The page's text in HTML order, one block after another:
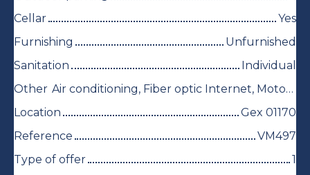
Cellar
Yes
Furnishing
Unfurnished
Sanitation
Individual
Other
Air conditioning, Fiber optic Internet, Motorized gate, Electric shutters
Location
Gex 01170
Reference
VM497
Type of offer
1